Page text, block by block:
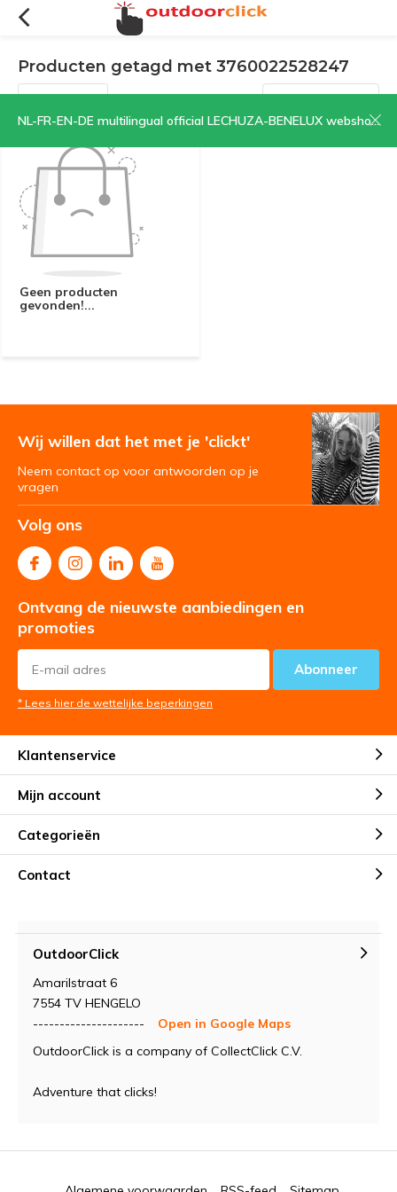
NL-FR-EN-DE multilingual official LECHUZA-BENELUX webshop | CLICK HERE NOW!
Producten getagd met 3760022528247
Filters Sorteren op:
Geen producten
gevonden!...
Wij willen dat het met je 'clickt'
Neem contact op voor antwoorden op je
vragen
Volg ons
Ontvang de nieuwste aanbiedingen en
promoties
Abonneer
* Lees hier de wettelijke beperkingen
Klantenservice
Mijn account
Categorieën
Contact
OutdoorClick
Amarilstraat 6
7554 TV HENGELO
---------------------
Open in Google Maps
OutdoorClick is a company of CollectClick C.V.
Adventure that clicks!